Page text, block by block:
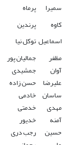
سمیرا
پرماه
کاوه
پرندین
اسماعیلتوکل نیا
مظفر
جمالیان پور
آوان
جمشیدی
علیرضا حسن زاده
ساسان خادمی
مهدی
خدمتی
آمنه
خدیور
حسین
رجب دری